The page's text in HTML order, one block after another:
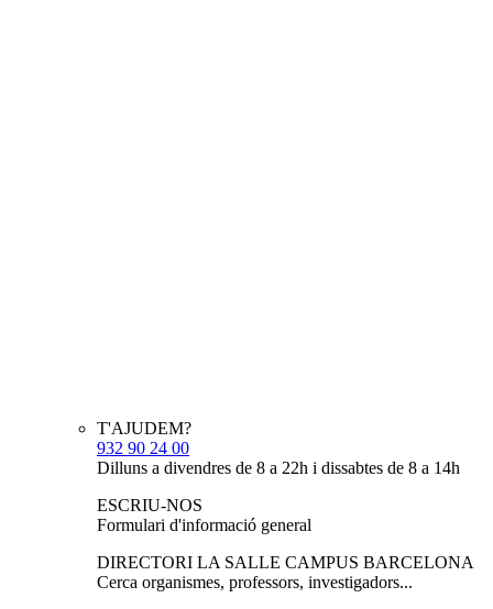
T'AJUDEM?
932 90 24 00
Dilluns a divendres de 8 a 22h i dissabtes de 8 a 14h
ESCRIU-NOS
Formulari d'informació general
DIRECTORI LA SALLE CAMPUS BARCELONA
Cerca organismes, professors, investigadors...